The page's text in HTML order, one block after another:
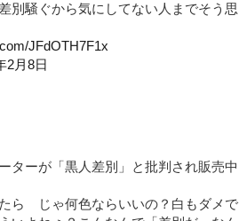
別騒ぐから気にしてない人までそう思
JFdOTH7F1x
2月8日
ターが「黒人差別」と批判され販売中
ら じゃ何色ならいいの？白もダメで